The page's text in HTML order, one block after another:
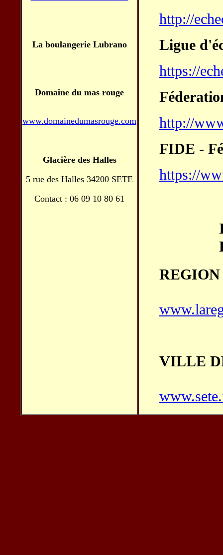
La boulangerie Lubrano
Domaine du mas rouge
www.domainedumasrouge.com
Glacière des Halles
5 rue des Halles 34200 SETE
Contact : 06 09 10 80 61
http://
Ligue
https://
http://
FIDE -
https://
VILLE